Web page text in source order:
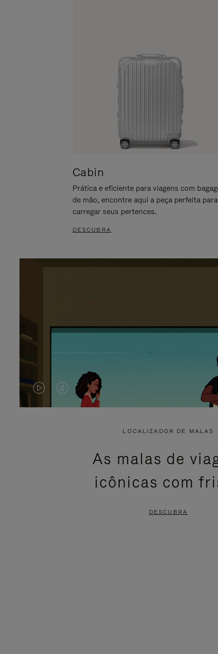
Cabin
Prática e eficiente para viagens com
de mão, encontre aqui a peça perfeita para
carregar seus pertences.
DESCUBRA
O
PAUSADO,
PRESSIONE
O
SOM.
LOCALIZADOR DE MALAS
As malas de
icônicas com
DESCUBRA